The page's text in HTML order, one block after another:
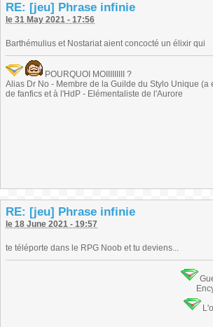
RE: [jeu] Phrase infinie
le 31 May 2021 - 17:56
Barthémulius et Nostariat aient concocté un élixir qui
POURQUOI MOIIIIIIIII ?
Alias Dr No - Membre de la Guilde du Stylo Unique
de fanfics et à l'HdP - Elémentaliste de l'Aurore
RE: [jeu] Phrase infinie
le 18 June 2021 - 19:57
te téléporte dans le RPG Noob et tu deviens...